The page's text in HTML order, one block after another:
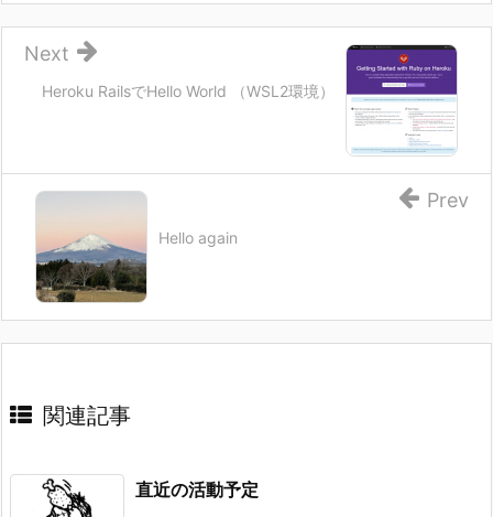
Heroku RailsでHello World （WSL2環境）
Next
Hello again
Prev
関連記事
直近の活動予定